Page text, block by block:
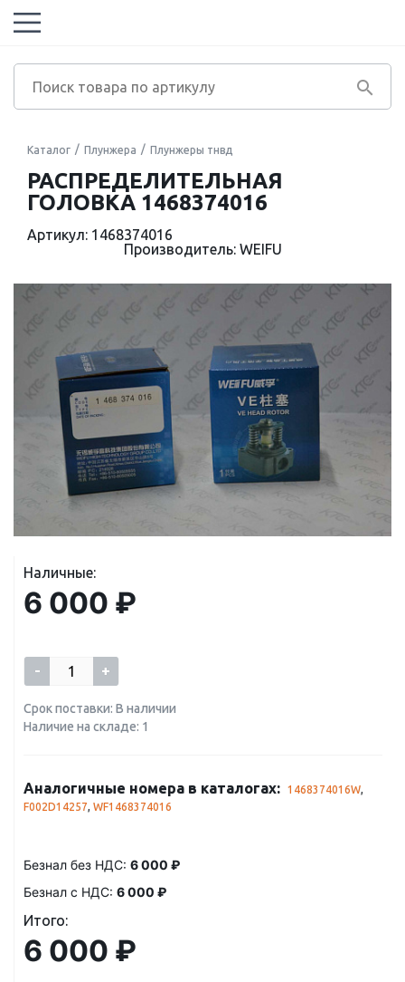
Каталог Плунжера Плунжеры тнвд
РАСПРЕДЕЛИТЕЛЬНАЯ
ГОЛОВКА 1468374016
Артикул: 1468374016
Производитель: WEIFU
Наличные:
6 000 ₽
- +
Срок поставки: В наличии
Наличие на складе: 1
Аналогичные номера в каталогах: 1468374016W,
F002D14257, WF1468374016
Безнал без НДС: 6 000 ₽
Безнал с НДС: 6 000 ₽
Итого:
6 000 ₽